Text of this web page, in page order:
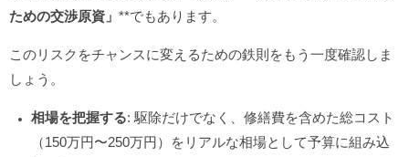
ための交渉原資」 **でもあります。
このリスクをチャンスに変えるための鉄則をもう一度確認しま
しょう。
相場を把握する: 駆除だけでなく、修繕費を含めた総コスト
（150万円〜250万円）をリアルな相場として予算に組み込